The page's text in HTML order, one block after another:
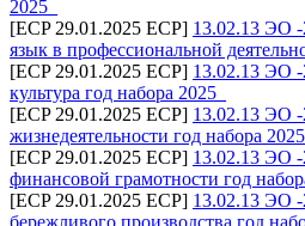
2025_
[ECP 29.01.2025 ECP] 13.02.13 ЭО
язык в профессиональной
[ECP 29.01.2025 ECP] 13.02.13 ЭО
культура год набора 2025_
[ECP 29.01.2025 ECP] 13.02.13 ЭО -
жизнедеятельности год набора 2025_
[ECP 29.01.2025 ECP] 13.02.13 ЭО
финансовой грамотности год
[ECP 29.01.2025 ECP] 13.02.13 ЭО
бережливого производства год